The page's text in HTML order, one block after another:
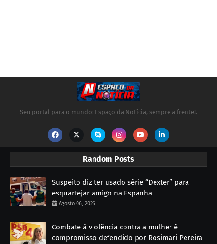
Seu portal para o mundo: Espaço da Notícia, sempre a frente!.
Random Posts
Suspeito diz ter usado série “Dexter” para
esquartejar amigo na Espanha
Agosto 06, 2026
Combate à violência contra a mulher é
compromisso defendido por Rosimari Pereira